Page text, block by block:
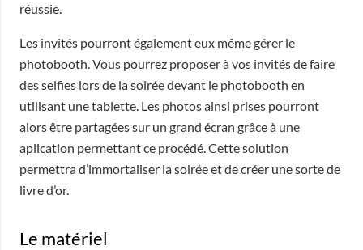
réussie.
Les invités pourront également eux même gérer le
photobooth. Vous pourrez proposer à vos invités de faire
des selfies lors de la soirée devant le photobooth en
utilisant une tablette. Les photos ainsi prises pourront
alors être partagées sur un grand écran grâce à une
aplication permettant ce procédé. Cette solution
permettra d’immortaliser la soirée et de créer une sorte de
livre d’or.
Le matériel